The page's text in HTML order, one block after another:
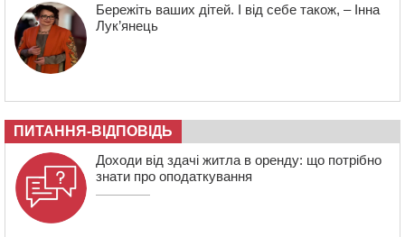
Бережіть ваших дітей. І від себе також, – Інна
Лук’янець
ПИТАННЯ-ВІДПОВІДЬ
Доходи від здачі житла в оренду: що потрібно
знати про оподаткування